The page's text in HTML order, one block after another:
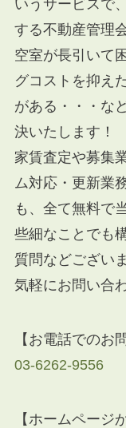
いうサービスで
する不動産管理
空室が長引いて
グコストを抑え
がある・・・な
決いたします！
家賃査定や募集
ム対応・更新業
も、全て無料で
些細なことでも
質問などござい
気軽にお問い合
【お電話でのお
03-6262-9556
【ホームページ